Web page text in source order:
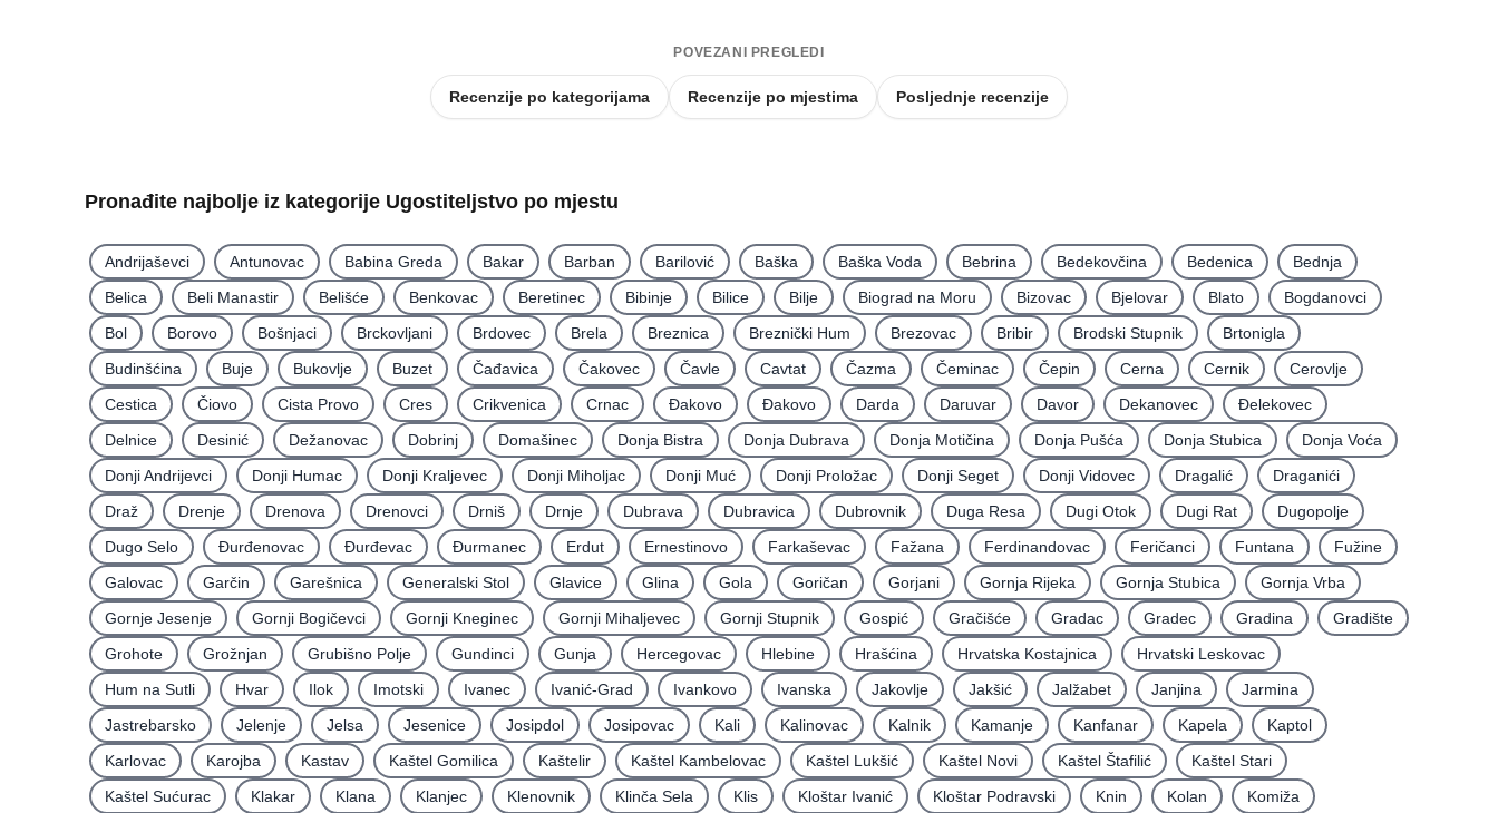
POVEZANI PREGLEDI
Recenzije po kategorijama Recenzije po mjestima Posljednje recenzije
Pronađite najbolje iz kategorije Ugostiteljstvo po mjestu
Andrijaševci Antunovac Babina Greda Bakar Barban Barilović Baška Baška Voda Bebrina Bedekovčina Bedenica
Bednja
Belica
Beli Manastir Belišće Benkovac Beretinec Bibinje Bilice Bilje Biograd na Moru Bizovac Bjelovar Blato
Bogdanovci
Bol
Borovo Bošnjaci Brckovljani Brdovec Brela Breznica Breznički Hum Brezovac Bribir Brodski Stupnik
Brtonigla
Budinšćina
Buje Bukovlje Buzet Čađavica Čakovec Čavle Cavtat Čazma Čeminac Čepin Cerna Cernik
Cerovlje
Cestica
Čiovo Cista Provo Cres Crikvenica Crnac Đakovo Ðakovo Darda Daruvar Davor Dekanovec
Ðelekovec
Delnice
Desinić Dežanovac Dobrinj Domašinec Donja Bistra Donja Dubrava Donja Motičina Donja Pušća Donja Stubica
Donja Voća
Donji Andrijevci
Donji Humac Donji Kraljevec Donji Miholjac Donji Muć Donji Proložac Donji Seget Donji Vidovec Dragalić
Draganići
Draž
Drenje Drenova Drenovci Drniš Drnje Dubrava Dubravica Dubrovnik Duga Resa Dugi Otok Dugi Rat
Dugopolje
Dugo Selo
Ðurđenovac Ðurđevac Ðurmanec Erdut Ernestinovo Farkaševac Fažana Ferdinandovac Feričanci Funtana
Fužine
Galovac
Garčin Garešnica Generalski Stol Glavice Glina Gola Goričan Gorjani Gornja Rijeka Gornja Stubica
Gornja Vrba
Gornje Jesenje
Gornji Bogičevci Gornji Kneginec Gornji Mihaljevec Gornji Stupnik Gospić Gračišće Gradac Gradec Gradina
Gradište
Grohote
Grožnjan Grubišno Polje Gundinci Gunja Hercegovac Hlebine Hrašćina Hrvatska Kostajnica
Hrvatski Leskovac
Hum na Sutli
Hvar Ilok Imotski Ivanec Ivanić-Grad Ivankovo Ivanska Jakovlje Jakšić Jalžabet Janjina
Jarmina
Jastrebarsko
Jelenje Jelsa Jesenice Josipdol Josipovac Kali Kalinovac Kalnik Kamanje Kanfanar Kapela
Kaptol
Karlovac
Karojba Kastav Kaštel Gomilica Kaštelir Kaštel Kambelovac Kaštel Lukšić Kaštel Novi Kaštel Štafilić
Kaštel Stari
Kaštel Sućurac
Klakar Klana Klanjec Klenovnik Klinča Sela Klis Kloštar Ivanić Kloštar Podravski Knin Kolan
Komiža